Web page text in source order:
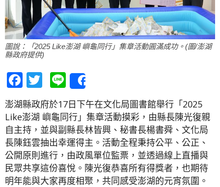
圖說：「2025 Like澎湖 嶼龜同行」集章活動圓滿成功。(圖/澎湖
縣政府提供)
Facebook
Twitter
Line
澎湖縣政府於17日下午在文化局圖書館舉行「2025
Like澎湖 嶼龜同行」集章活動摸彩，由縣長陳光復親
自主持，並與副縣長林皆興、秘書長楊書舜、文化局
長陳鈺雲抽出幸運得主。活動全程秉持公平、公正、
公開原則進行，由政風單位監票，並透過線上直播與
民眾共享這份喜悅。陳光復恭喜所有得獎者，也期待
明年能與大家再度相聚，共同感受澎湖的元宵氛圍。